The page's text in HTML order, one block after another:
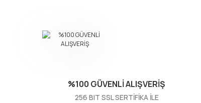
%100 GÜVENLİ ALIŞVERİŞ
256 BIT SSL SERTİFİKA İLE